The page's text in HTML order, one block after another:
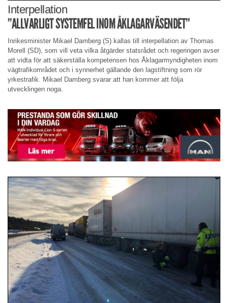
Interpellation
”ALLVARLIGT SYSTEMFEL INOM ÅKLAGARVÄSENDET”
Inrikesminister Mikael Damberg (S) kallas till interpellation av Thomas
Morell (SD), som vill veta vilka åtgärder statsrådet och regeringen avser
att vidta för att säkerställa kompetensen hos Åklagarmyndigheten inom
vägtrafikområdet och i synnerhet gällande den lagstiftning som rör
yrkestrafik. Mikael Damberg svarar att han kommer att följa
utvecklingen noga.